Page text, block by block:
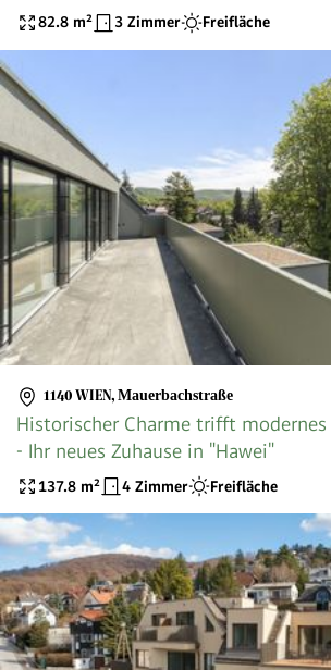
82.8 m² 3 Zimmer Freifläche
1140 WIEN, Mauerbachstraße
Historischer Charme trifft modernes
- Ihr neues Zuhause in "Hawei"
137.8 m² 4 Zimmer Freifläche